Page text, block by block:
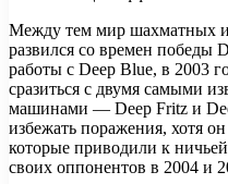
Между тем мир шахматных
развился со времен победы
работы с Deep Blue, в 2003
сразиться с двумя самыми
машинами — Deep Fritz и
избежать поражения, хотя
которые приводили к
своих оппонентов в 2004 и